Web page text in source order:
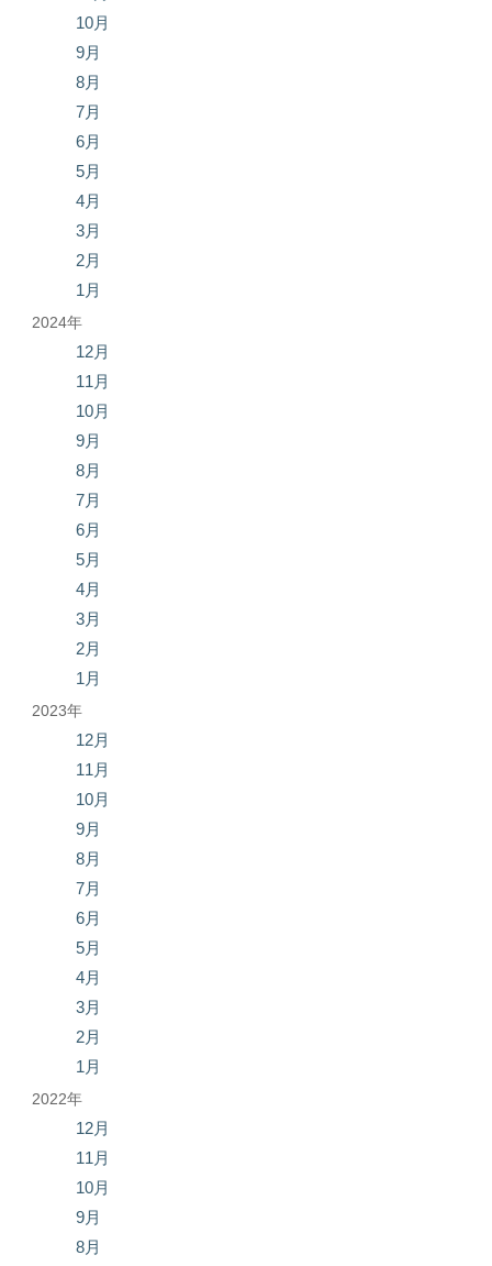
10月
9月
8月
7月
6月
5月
4月
3月
2月
1月
2024年
12月
11月
10月
9月
8月
7月
6月
5月
4月
3月
2月
1月
2023年
12月
11月
10月
9月
8月
7月
6月
5月
4月
3月
2月
1月
2022年
12月
11月
10月
9月
8月